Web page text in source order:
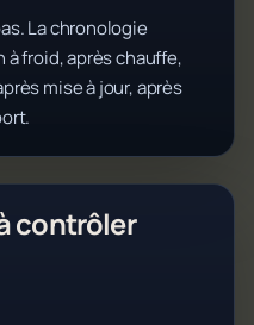
La chronologie
froid, après chauffe,
mise à jour, après
contrôler